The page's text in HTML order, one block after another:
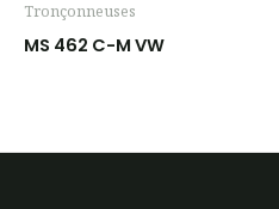
Tronçonneuses
MS 462 C-M VW